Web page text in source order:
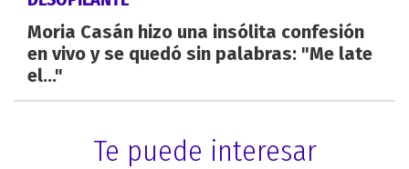
Moria Casán hizo una insólita confesión
en vivo y se quedó sin palabras: "Me late
el..."
Te puede interesar